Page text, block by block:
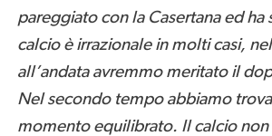
pareggiato con la Casertana ed ha
calcio è irrazionale in molti casi,
all’andata avremmo meritato il
Nel secondo tempo abbiamo
momento equilibrato. Il calcio non